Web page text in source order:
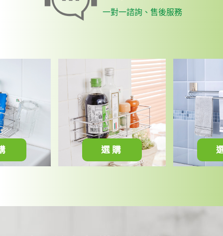
一對一諮詢、售後服務
選購